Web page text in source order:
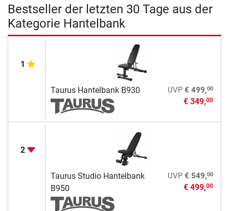
Bestseller der letzten 30 Tage aus der
Kategorie Hantelbank
1
Taurus Hantelbank B930 UVP € 499,00
€ 349,00
2
Taurus Studio Hantelbank
B950
UVP € 549,00
€ 499,00